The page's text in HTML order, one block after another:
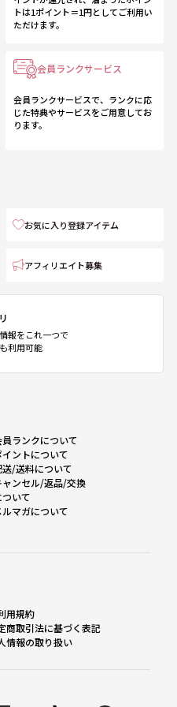
トは1ポイント＝1円としてご利用い
ただけます。
会員ランクサービス
会員ランクサービスで、ランクに応
じた特典やサービスをご用意してお
ります。
お気に入り登録アイテム
アフィリエイト募集
報をこれ一つで
利用可能
員ランクについて
イントについて
送/送料について
ャンセル/返品/交換
ついて
ルマガについて
用規約
商取引法に基づく表記
情報の取り扱い